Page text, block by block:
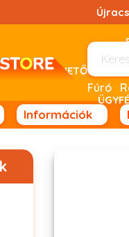
NINCS LEHETŐSÉG!
Fúró
Információk